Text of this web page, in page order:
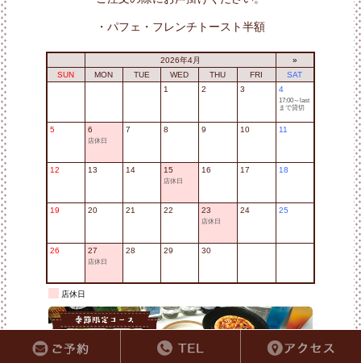
・パフェ・フレンチトースト半額
2026年4月
»
SUN
MON TUE WED THU FRI
SAT
1
2 3 4
17:00～last
まで貸切
5 6
店休日
7 8 9 10 11
12 13 14 15
店休日
16 17 18
19 20 21 22 23
店休日
24 25
26 27
店休日
28 29 30
店休日